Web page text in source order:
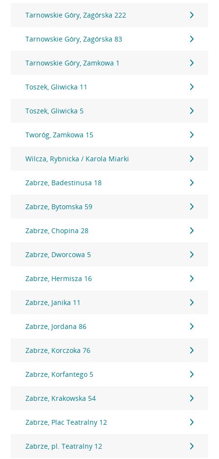
Tarnowskie Góry, Zagórska 222
Tarnowskie Góry, Zagórska 83
Tarnowskie Góry, Zamkowa 1
Toszek, Gliwicka 11
Toszek, Gliwicka 5
Tworóg, Zamkowa 15
Wilcza, Rybnicka / Karola Miarki
Zabrze, Badestinusa 18
Zabrze, Bytomska 59
Zabrze, Chopina 28
Zabrze, Dworcowa 5
Zabrze, Hermisza 16
Zabrze, Janika 11
Zabrze, Jordana 86
Zabrze, Korczoka 76
Zabrze, Korfantego 5
Zabrze, Krakowska 54
Zabrze, Plac Teatralny 12
Zabrze, pl. Teatralny 12